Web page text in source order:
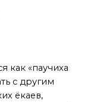
как «паучиха
с другим
ёкаев,